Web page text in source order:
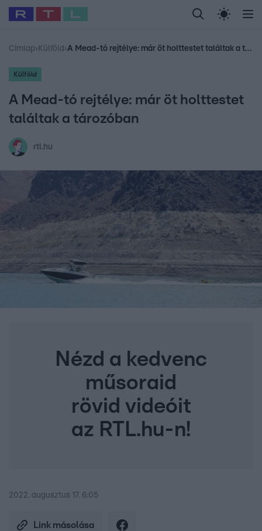
Legfrissebb RTL Híradó Randi Celeb vagyok,
Babits Marcella Most Wanted Gallusz
Címlap› Külföld › A Mead-tó rejtélye: már öt holttestet találtak a tározóban
Külföld
A Mead-tó rejtélye: már öt holttestet
találtak a tározóban
rtl.hu
Nézd a kedvenc
műsoraid
rövid videóit
az RTL.hu-n!
2022. augusztus 17. 6:05
Link másolása